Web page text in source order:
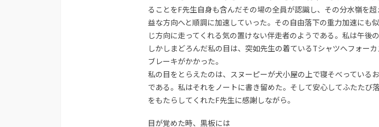
ることをF先生自身も含んだその場の全員が認識し、その分水嶺を
益な方向へと順調に加速していった。その自由落下の重力加速にも
じ方向に走ってくれる気の置けない伴走者のようである。私は午後
しかしまどろんだ私の目は、突如先生の着ているTシャツへフォー
ブレーキがかかった。
私の目をとらえたのは、スヌーピーが犬小屋の上で寝そべっている
である。私はそれをノートに書き留めた。そして安心してふたたび
をもたらしてくれたF先生に感謝しながら。
目が覚めた時、黒板には